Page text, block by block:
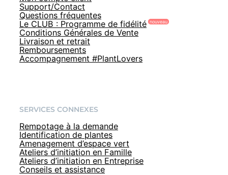
Support/Contact
Questions fréquentes
Le CLUB : Programme de fidélité
Conditions Générales de Vente
Livraison et retrait
Remboursements
Accompagnement #PlantLovers
SERVICES CONNEXES
Rempotage à la demande
Identification de plantes
Amenagement d’espace vert
Ateliers d’initiation en Famille
Ateliers d’initiation en Entreprise
Conseils et assistance